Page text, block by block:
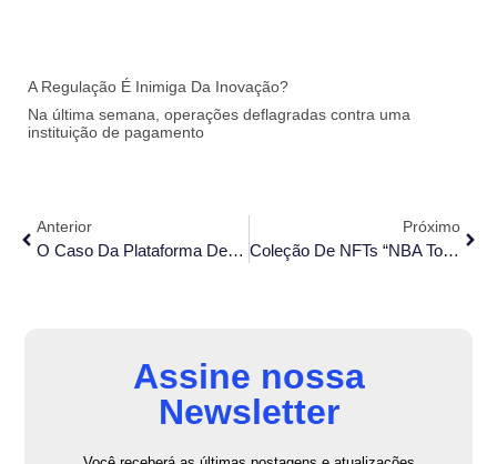
A Regulação É Inimiga Da Inovação?
Na última semana, operações deflagradas contra uma
instituição de pagamento
Anterior
O Caso Da Plataforma De NFTs Da Porsche: Oportunidade De Se Discutir Os Limites Da Jurisdição Brasileira Para Causas Decorrentes De Compras Internacionais De Tokens Não Fungíveis
Próximo
Coleção De NFTs “NBA Top Shot And Moments” É Considerada Valor Mobiliário Nos EUA.
Assine nossa
Newsletter